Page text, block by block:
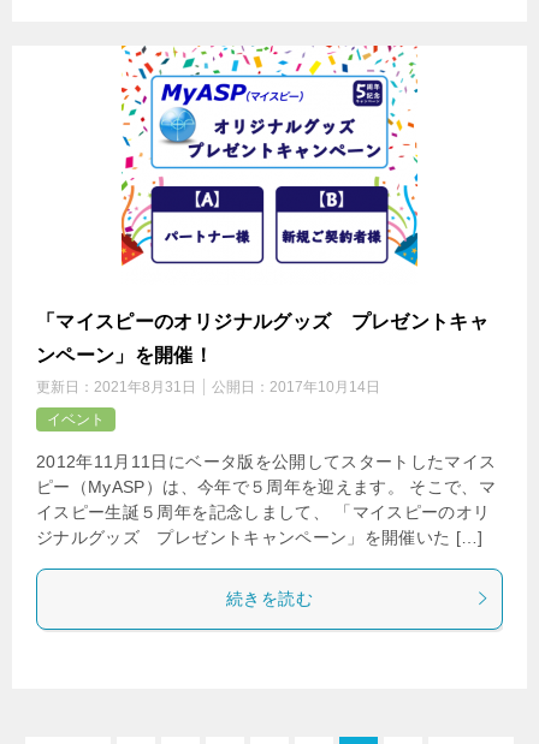
「マイスピーのオリジナルグッズ プレゼントキャ
ンペーン」を開催！
更新日： 2021年8月31日 公開日： 2017年10月14日
イベント
2012年11月11日にベータ版を公開してスタートしたマイス
ピー（MyASP）は、今年で５周年を迎えます。 そこで、マ
イスピー生誕５周年を記念しまして、 「マイスピーのオリ
ジナルグッズ プレゼントキャンペーン」を開催いた […]
続きを読む